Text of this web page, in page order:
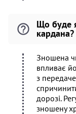
Що буде
кардана?
Зношена
впливає
з
дорозі.
зношену